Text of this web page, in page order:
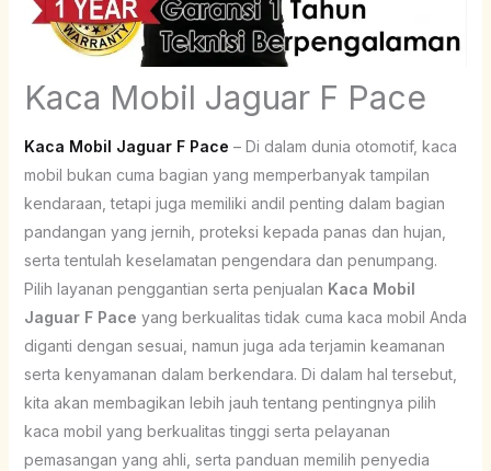
Kaca Mobil Jaguar F Pace
Kaca Mobil Jaguar F Pace – Di dalam dunia otomotif, kaca
mobil bukan cuma bagian yang memperbanyak tampilan
kendaraan, tetapi juga memiliki andil penting dalam bagian
pandangan yang jernih, proteksi kepada panas dan hujan,
serta tentulah keselamatan pengendara dan penumpang.
Pilih layanan penggantian serta penjualan Kaca Mobil
Jaguar F Pace yang berkualitas tidak cuma kaca mobil Anda
diganti dengan sesuai, namun juga ada terjamin keamanan
serta kenyamanan dalam berkendara. Di dalam hal tersebut,
kita akan membagikan lebih jauh tentang pentingnya pilih
kaca mobil yang berkualitas tinggi serta pelayanan
pemasangan yang ahli, serta panduan memilih penyedia